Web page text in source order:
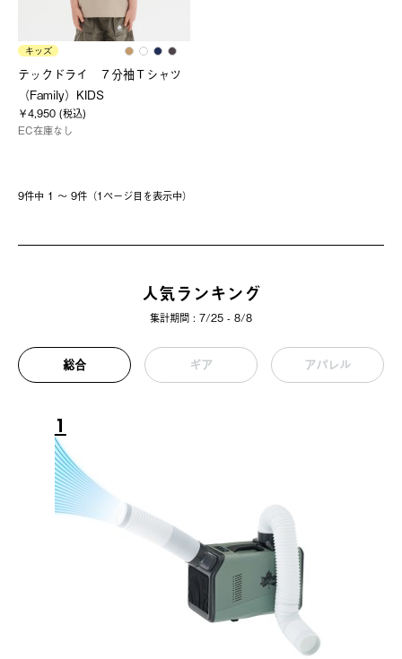
キッズ
テックドライ ７分袖Ｔシャツ
（Family）KIDS
￥4,950 (税込)
EC在庫なし
9件中 1 〜 9件（1ページ⽬を表⽰中）
人気ランキング
集計期間 : 7/25 - 8/8
総合 ギア アパレル
1